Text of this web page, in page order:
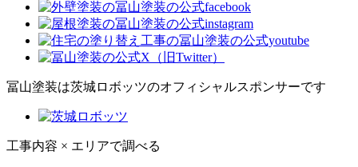
冨山塗装は茨城ロボッツのオフィシャルスポンサーです
工事内容 × エリアで調べる